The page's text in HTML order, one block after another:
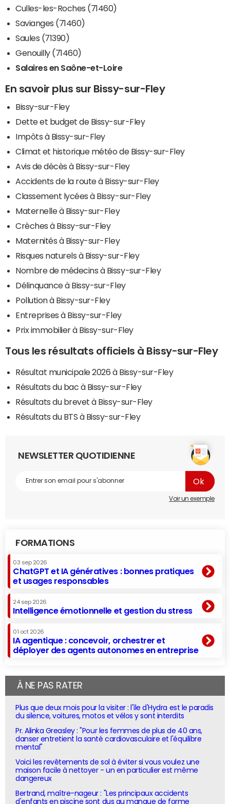
Culles-les-Roches (71460)
Savianges (71460)
Saules (71390)
Genouilly (71460)
Salaires en Saône-et-Loire
En savoir plus sur Bissy-sur-Fley
Bissy-sur-Fley
Dette et budget de Bissy-sur-Fley
Impôts à Bissy-sur-Fley
Climat et historique météo de Bissy-sur-Fley
Avis de décès à Bissy-sur-Fley
Accidents de la route à Bissy-sur-Fley
Classement lycées à Bissy-sur-Fley
Maternelle à Bissy-sur-Fley
Crèches à Bissy-sur-Fley
Maternités à Bissy-sur-Fley
Risques naturels à Bissy-sur-Fley
Nombre de médecins à Bissy-sur-Fley
Délinquance à Bissy-sur-Fley
Pollution à Bissy-sur-Fley
Entreprises à Bissy-sur-Fley
Prix immobilier à Bissy-sur-Fley
Tous les résultats officiels à Bissy-sur-Fley
Résultat municipale 2026 à Bissy-sur-Fley
Résultats du bac à Bissy-sur-Fley
Résultats du brevet à Bissy-sur-Fley
Résultats du BTS à Bissy-sur-Fley
NEWSLETTER QUOTIDIENNE
Voir un exemple
FORMATIONS
03 sep 2026
ChatGPT et IA génératives : bonnes pratiques
et usages responsables
24 sep 2026
Intelligence émotionnelle et gestion du stress
01 oct 2026
IA agentique : concevoir, orchestrer et
déployer des agents autonomes en entreprise
À NE PAS RATER
Plus que deux mois pour la visiter : l'île d'Hydra est le paradis
du silence, voitures, motos et vélos y sont interdits
Pr. Alinka Greasley : "Pour les femmes de plus de 40 ans,
danser entretient la santé cardiovasculaire et l'équilibre
mental"
Voici les revêtements de sol à éviter si vous voulez une
maison facile à nettoyer - un en particulier est même
dangereux
Bertrand, maître-nageur : "Les principaux accidents
d'enfants en piscine sont dus au manque de forme